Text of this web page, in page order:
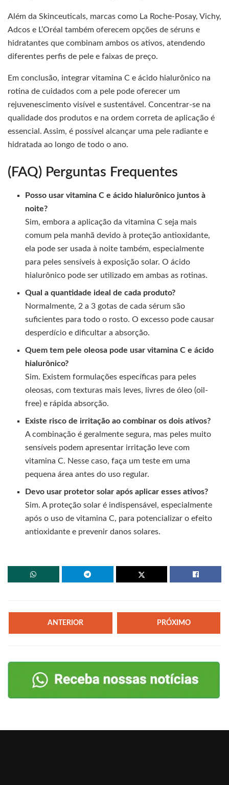
Além da Skinceuticals, marcas como La Roche-Posay, Vichy,
Adcos e L’Oréal também oferecem opções de séruns e
hidratantes que combinam ambos os ativos, atendendo
diferentes perfis de pele e faixas de preço.
Em conclusão, integrar vitamina C e ácido hialurônico na
rotina de cuidados com a pele pode oferecer um
rejuvenescimento visível e sustentável. Concentrar-se na
qualidade dos produtos e na ordem correta de aplicação é
essencial. Assim, é possível alcançar uma pele radiante e
hidratada ao longo de todo o ano.
(FAQ) Perguntas Frequentes
Posso usar vitamina C e ácido hialurônico juntos à
noite?
Sim, embora a aplicação da vitamina C seja mais
comum pela manhã devido à proteção antioxidante,
ela pode ser usada à noite também, especialmente
para peles sensíveis à exposição solar. O ácido
hialurônico pode ser utilizado em ambas as rotinas.
Qual a quantidade ideal de cada produto?
Normalmente, 2 a 3 gotas de cada sérum são
suficientes para todo o rosto. O excesso pode causar
desperdício e dificultar a absorção.
Quem tem pele oleosa pode usar vitamina C e ácido
hialurônico?
Sim. Existem formulações específicas para peles
oleosas, com texturas mais leves, livres de óleo (oil-
free) e rápida absorção.
Existe risco de irritação ao combinar os dois ativos?
A combinação é geralmente segura, mas peles muito
sensíveis podem apresentar irritação leve com
vitamina C. Nesse caso, faça um teste em uma
pequena área antes do uso regular.
Devo usar protetor solar após aplicar esses ativos?
Sim. A proteção solar é indispensável, especialmente
após o uso de vitamina C, para potencializar o efeito
antioxidante e prevenir danos solares.
ANTERIOR PRÓXIMO